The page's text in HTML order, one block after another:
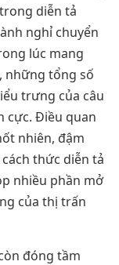
diễn tả
nghỉ chuyển
lúc mang
những tổng số
trưng của câu
cực. Điều quan
nhiên, đậm
thức diễn tả
nhiều phần mở
của thị trấn
đóng tầm